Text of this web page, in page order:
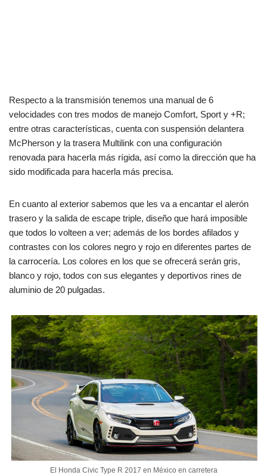
Respecto a la transmisión tenemos una manual de 6
velocidades con tres modos de manejo Comfort, Sport y +R;
entre otras características, cuenta con suspensión delantera
McPherson y la trasera Multilink con una configuración
renovada para hacerla más rígida, así como la dirección que ha
sido modificada para hacerla más precisa.
En cuanto al exterior sabemos que les va a encantar el alerón
trasero y la salida de escape triple, diseño que hará imposible
que todos lo volteen a ver; además de los bordes afilados y
contrastes con los colores negro y rojo en diferentes partes de
la carrocería. Los colores en los que se ofrecerá serán gris,
blanco y rojo, todos con sus elegantes y deportivos rines de
aluminio de 20 pulgadas.
El Honda Civic Type R 2017 en México en carretera